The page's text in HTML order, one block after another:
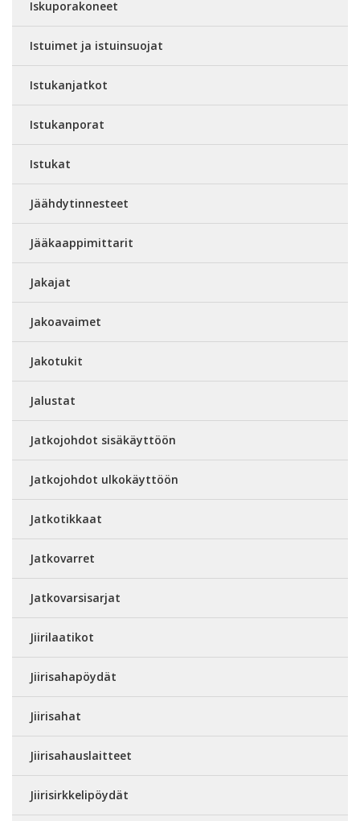
Iskuporakoneet
Istuimet ja istuinsuojat
Istukanjatkot
Istukanporat
Istukat
Jäähdytinnesteet
Jääkaappimittarit
Jakajat
Jakoavaimet
Jakotukit
Jalustat
Jatkojohdot sisäkäyttöön
Jatkojohdot ulkokäyttöön
Jatkotikkaat
Jatkovarret
Jatkovarsisarjat
Jiirilaatikot
Jiirisahapöydät
Jiirisahat
Jiirisahauslaitteet
Jiirisirkkelipöydät